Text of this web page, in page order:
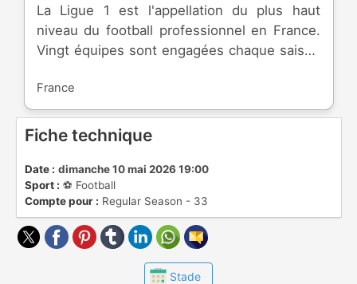
La Ligue 1 est l'appellation du plus haut
niveau du football professionnel en France.
Vingt équipes sont engagées chaque saison
du printemps. A la fin de la saison, les trois
dernières équipes descendent en Ligue 2,
alors que trois autres font le chemin inverse.
A sa création en 1932, le championnat se
nommait "Division Nationale", puis en 1972,
il se nomma "Division 1", jusqu'en 2002.
France
Fiche technique
Date : dimanche 10 mai 2026 19:00
Sport : ⚽️ Football
Compte pour : Regular Season - 33
Stade